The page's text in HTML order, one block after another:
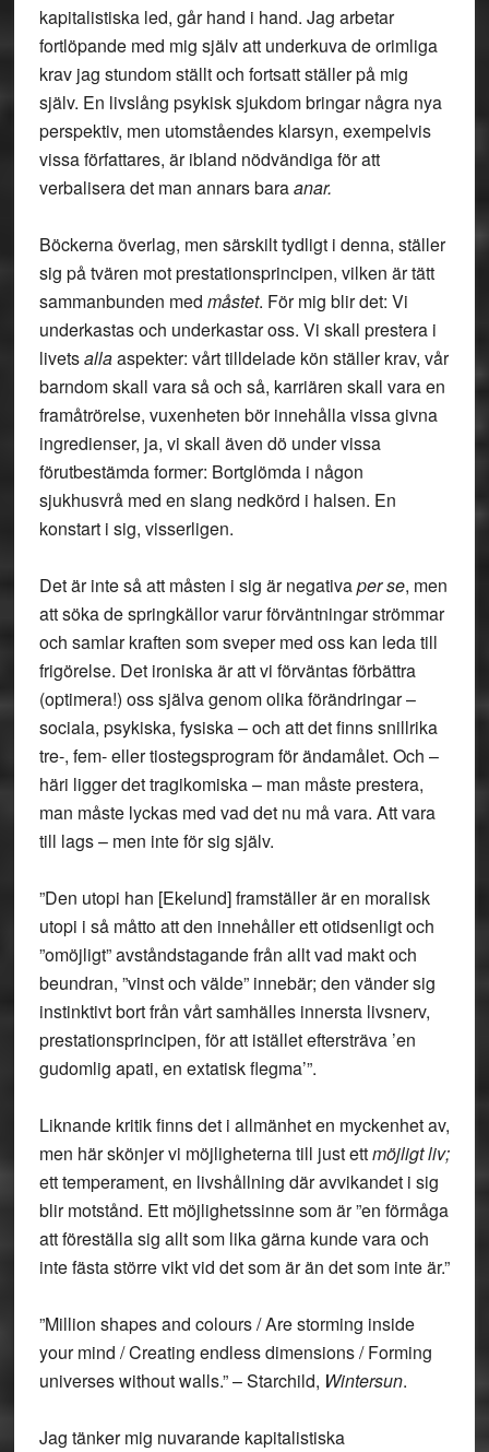
kapitalistiska led, går hand i hand. Jag arbetar
fortlöpande med mig själv att underkuva de orimliga
krav jag stundom ställt och fortsatt ställer på mig
själv. En livslång psykisk sjukdom bringar några nya
perspektiv, men utomståendes klarsyn, exempelvis
vissa författares, är ibland nödvändiga för att
verbalisera det man annars baraanar.
Böckerna överlag, men särskilt tydligt i denna, ställer
sig på tvären mot prestationsprincipen, vilken är tätt
sammanbunden med måstet. För mig blir det: Vi
underkastas och underkastar oss. Vi skall prestera i
livetsallaaspekter: vårt tilldelade kön ställer krav, vår
barndom skall vara så och så, karriären skall vara en
framåtrörelse, vuxenheten bör innehålla vissa givna
ingredienser, ja, vi skall även dö under vissa
förutbestämda former: Bortglömda i någon
sjukhusvrå med en slang nedkörd i halsen. En
konstart i sig, visserligen.
Det är inte så att måsten i sig är negativaper se, men
att söka de springkällor varur förväntningar strömmar
och samlar kraften som sveper med oss kan leda till
frigörelse. Det ironiska är att vi förväntas förbättra
(optimera!) oss själva genom olika förändringar –
sociala, psykiska, fysiska – och att det finns snillrika
tre-, fem- eller tiostegsprogram för ändamålet. Och –
häri ligger det tragikomiska – man måste prestera,
man måste lyckas med vad det nu må vara. Att vara
till lags – men inte för sig själv.
”Den utopi han [Ekelund] framställer är en moralisk
utopi i så måtto att den innehåller ett otidsenligt och
”omöjligt” avståndstagande från allt vad makt och
beundran, ”vinst och välde” innebär; den vänder sig
instinktivt bort från vårt samhälles innersta livsnerv,
prestationsprincipen, för att istället eftersträva ’en
gudomlig apati, en extatisk flegma’”.
Liknande kritik finns det i allmänhet en myckenhet av,
men här skönjer vi möjligheterna till just ettmöjligt liv;
ett temperament, en livshållning där avvikandet i sig
blir motstånd. Ett möjlighetssinne som är ”en förmåga
att föreställa sig allt som lika gärna kunde vara och
inte fästa större vikt vid det som är än det som inte är.”
”Million shapes and colours / Are storming inside
your mind / Creating endless dimensions / Forming
universes without walls.” – Starchild, Wintersun.
Jag tänker mig nuvarande kapitalistiska